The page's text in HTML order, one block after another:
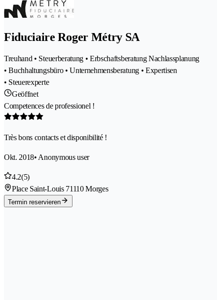
Fiduciaire Roger Métry SA
Treuhand • Steuerberatung • Erbschaftsberatung Nachlassplanung
• Buchhaltungsbüro • Unternehmensberatung • Expertisen
• Steuerexperte
Geöffnet
Competences de professionel !
Très bons contacts et disponibilité !
Okt. 2018• Anonymous user
4.2(5)
Place Saint-Louis 71110 Morges
Termin reservieren